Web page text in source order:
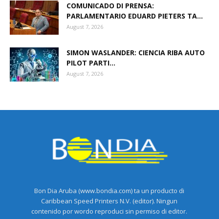
COMUNICADO DI PRENSA:
PARLAMENTARIO EDUARD PIETERS TA...
August 7, 2026
SIMON WASLANDER: CIENCIA RIBA AUTO
PILOT PARTI...
August 7, 2026
Bon Dia Aruba (www.bondia.com) ta un producto di
Caribbean Speed Printers N.V. (editor). Ningun
contenido por wordo reproduci sin permiso di editor.